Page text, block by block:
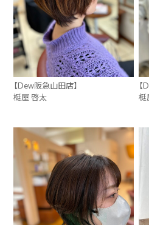
【Dew阪急山田店】
梃屋 啓太
【
梃